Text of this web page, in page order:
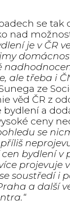
se tak
nad
je v ČR
ale třeba i
ze
věd ČR z
a
ceny
se
bydlení v
projevuje
soustředí i
a další